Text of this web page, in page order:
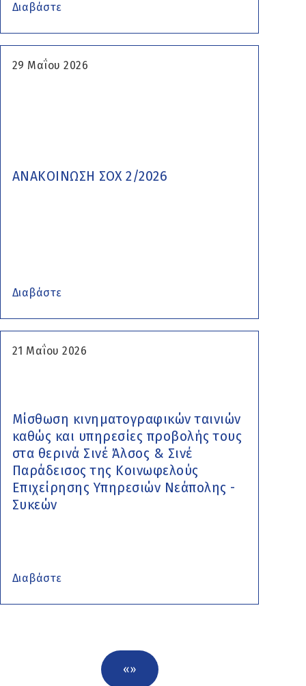
Διαβάστε
29 Μαΐου 2026
ΑΝΑΚΟΙΝΩΣΗ ΣΟΧ 2/2026
Διαβάστε
21 Μαΐου 2026
Μίσθωση κινηματογραφικών ταινιών
καθώς και υπηρεσίες προβολής τους
στα θερινά Σινέ Άλσος & Σινέ
Παράδεισος της Κοινωφελούς
Επιχείρησης Υπηρεσιών Νεάπολης -
Συκεών
Διαβάστε
«»